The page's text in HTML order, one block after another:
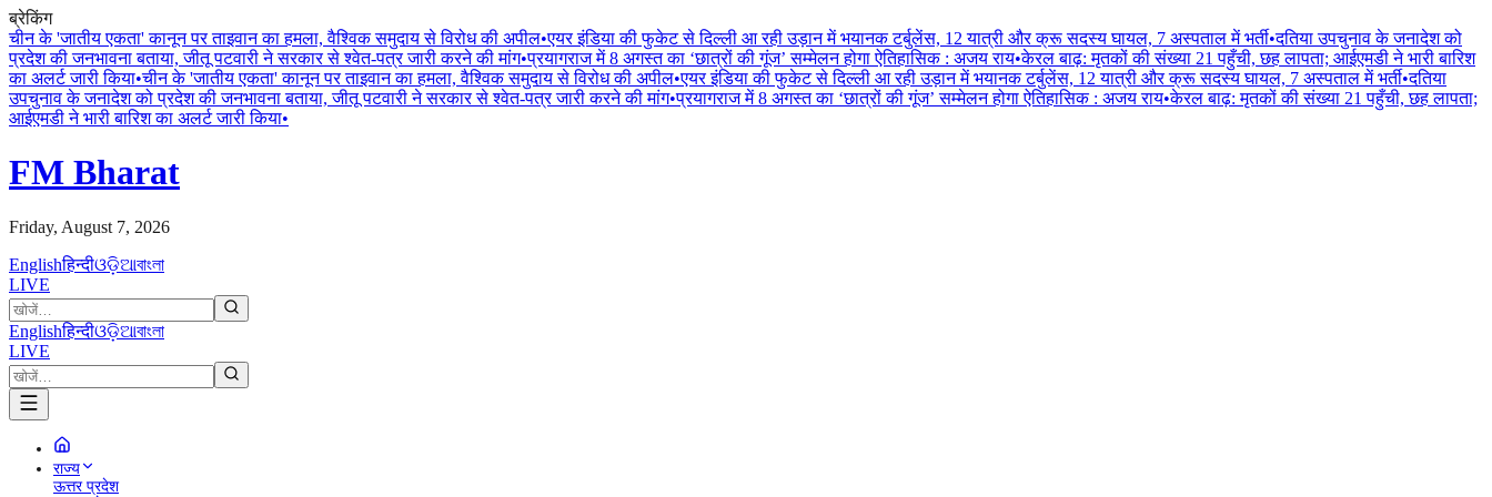
ब्रेकिंग
चीन के 'जातीय एकता' कानून पर ताइवान का हमला, वैश्विक समुदाय से विरोध की अपील•एयर इंडिया की फुकेट से दिल्ली आ रही उड़ान में भयानक टर्बुलेंस, 12 यात्री और क्रू सदस्य घायल, 7 अस्पताल में भर्ती•दतिया उपचुनाव के जनादेश को
प्रदेश की जनभावना बताया, जीतू पटवारी ने सरकार से श्वेत-पत्र जारी करने की मांग•प्रयागराज में 8 अगस्त का ‘छात्रों की गूंज’ सम्मेलन होगा ऐतिहासिक : अजय राय•केरल बाढ़: मृतकों की संख्या 21 पहुँची, छह लापता; आईएमडी ने भारी बारिश
का अलर्ट जारी किया•चीन के 'जातीय एकता' कानून पर ताइवान का हमला, वैश्विक समुदाय से विरोध की अपील•एयर इंडिया की फुकेट से दिल्ली आ रही उड़ान में भयानक टर्बुलेंस, 12 यात्री और क्रू सदस्य घायल, 7 अस्पताल में भर्ती•दतिया
उपचुनाव के जनादेश को प्रदेश की जनभावना बताया, जीतू पटवारी ने सरकार से श्वेत-पत्र जारी करने की मांग•प्रयागराज में 8 अगस्त का ‘छात्रों की गूंज’ सम्मेलन होगा ऐतिहासिक : अजय राय•केरल बाढ़: मृतकों की संख्या 21 पहुँची, छह लापता;
आईएमडी ने भारी बारिश का अलर्ट जारी किया•
FM Bharat
Friday, August 7, 2026
Englishहिन्दीଓଡ଼ିଆবাংলা
LIVE
Englishहिन्दीଓଡ଼ିଆবাংলা
LIVE
राज्य
ऊत्तर प्रदेश